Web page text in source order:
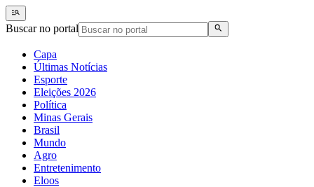
Buscar no portal
Capa
Últimas Notícias
Esporte
Eleições 2026
Política
Minas Gerais
Brasil
Mundo
Agro
Entretenimento
Eloos